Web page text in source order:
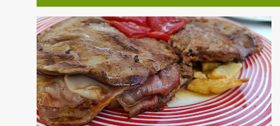
E
n
t
r
a
RESTAURANTES